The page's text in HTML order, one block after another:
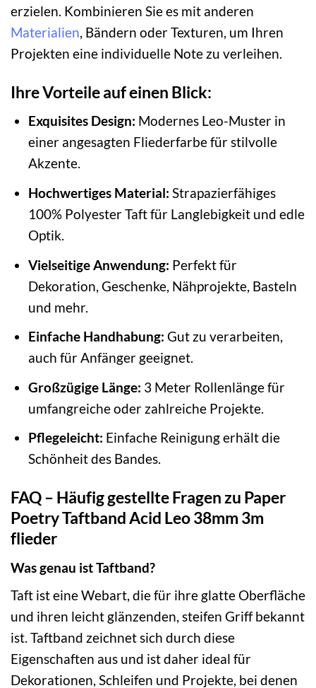
erzielen. Kombinieren Sie es mit anderen
Materialien, Bändern oder Texturen, um Ihren
Projekten eine individuelle Note zu verleihen.
Ihre Vorteile auf einen Blick:
Exquisites Design: Modernes Leo-Muster in
einer angesagten Fliederfarbe für stilvolle
Akzente.
Hochwertiges Material: Strapazierfähiges
100% Polyester Taft für Langlebigkeit und edle
Optik.
Vielseitige Anwendung: Perfekt für
Dekoration, Geschenke, Nähprojekte, Basteln
und mehr.
Einfache Handhabung: Gut zu verarbeiten,
auch für Anfänger geeignet.
Großzügige Länge: 3 Meter Rollenlänge für
umfangreiche oder zahlreiche Projekte.
Pflegeleicht: Einfache Reinigung erhält die
Schönheit des Bandes.
FAQ – Häufig gestellte Fragen zu Paper
Poetry Taftband Acid Leo 38mm 3m
flieder
Was genau ist Taftband?
Taft ist eine Webart, die für ihre glatte Oberfläche
und ihren leicht glänzenden, steifen Griff bekannt
ist. Taftband zeichnet sich durch diese
Eigenschaften aus und ist daher ideal für
Dekorationen, Schleifen und Projekte, bei denen